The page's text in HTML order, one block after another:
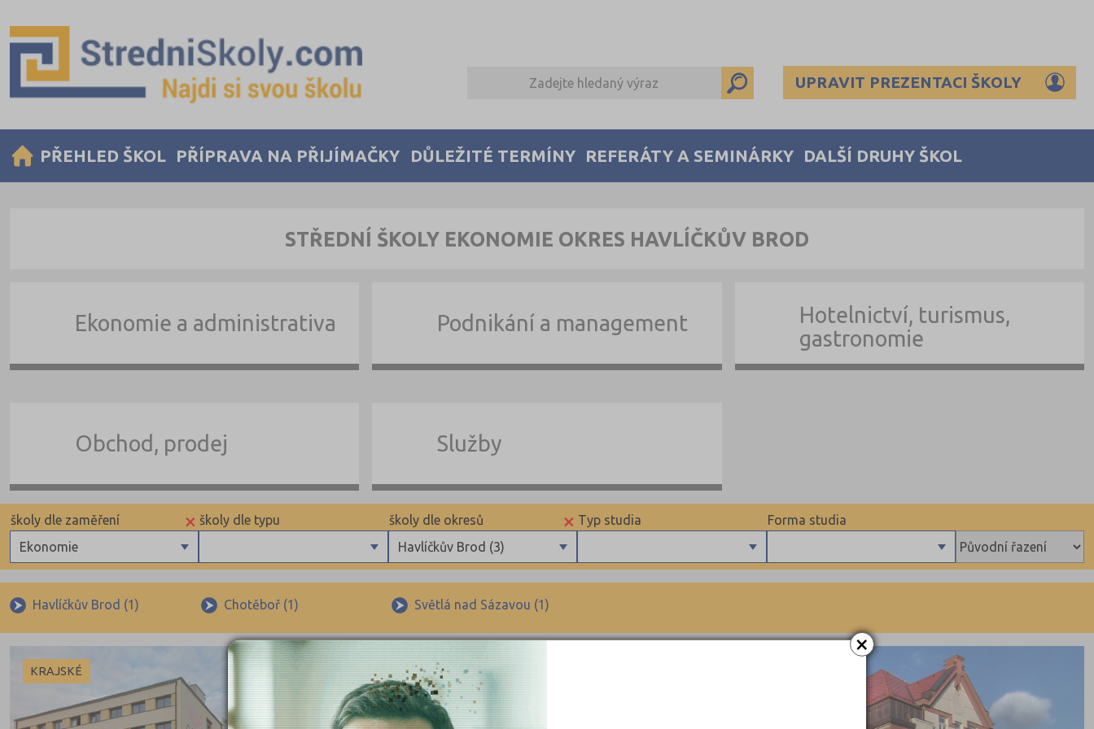
×
UPRAVIT PREZENTACI ŠKOLY
PŘEHLED ŠKOL PŘÍPRAVA NA PŘIJÍMAČKY DŮLEŽITÉ TERMÍNY REFERÁTY A SEMINÁRKY DALŠÍ DRUHY ŠKOL
STŘEDNÍ ŠKOLY EKONOMIE OKRES HAVLÍČKŮV BROD
Ekonomie a administrativa Podnikání a management
Hotelnictví, turismus,
gastronomie
Obchod, prodej Služby
Forma studia
Typ studia
×
Havlíčkův Brod (3)
školy dle okresů
Beroun (3)
Blansko (5)
Brno-město (20)
Brno-venkov (2)
Bruntál (6)
školy dle typu
×
Ekonomie
školy dle zaměření
4 letá gymnázia
6 letá gymnázia
8 letá gymnázia
Se sportovní přípravou
Lycea
Havlíčkův Brod (1) Chotěboř (1) Světlá nad Sázavou (1)
KRAJSKÉ KRAJSKÉ